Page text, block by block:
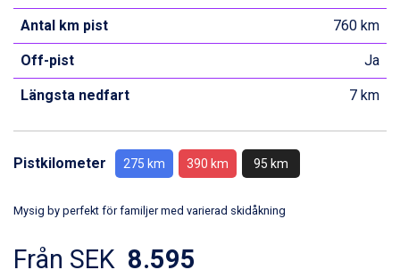
Antal km pist 760 km
Off-pist Ja
Längsta nedfart 7 km
Pistkilometer 275 km 390 km 95 km
Mysig by perfekt för familjer med varierad skidåkning
Från SEK 8.595